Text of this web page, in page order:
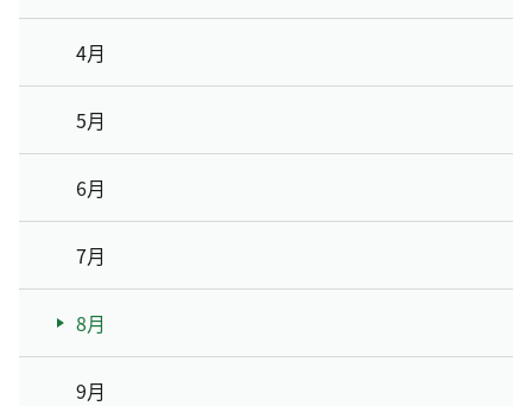
4月
5月
6月
7月
8月
9月